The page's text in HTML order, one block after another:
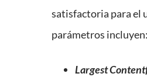
satisfactoria para el
parámetros incluyen:
Largest